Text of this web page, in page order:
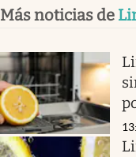
Más noticias de